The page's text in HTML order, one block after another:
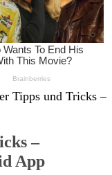
Tipps und Tricks –
–
App